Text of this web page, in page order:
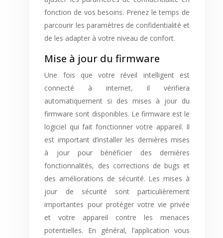
fonction de vos besoins. Prenez le temps de
parcourir les paramètres de confidentialité et
de les adapter à votre niveau de confort.
Mise à jour du firmware
Une fois que votre réveil intelligent est
connecté à internet, il vérifiera
automatiquement si des mises à jour du
firmware sont disponibles. Le firmware est le
logiciel qui fait fonctionner votre appareil. Il
est important d’installer les dernières mises
à jour pour bénéficier des dernières
fonctionnalités, des corrections de bugs et
des améliorations de sécurité. Les mises à
jour de sécurité sont particulièrement
importantes pour protéger votre vie privée
et votre appareil contre les menaces
potentielles. En général, l’application vous